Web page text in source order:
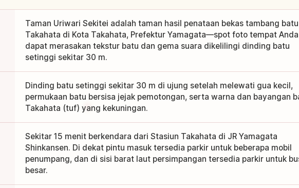
Taman Uriwari Sekitei adalah taman hasil penataan bekas tambang batu
Takahata di Kota Takahata, Prefektur Yamagata—spot foto tempat Anda
dapat merasakan tekstur batu dan gema suara dikelilingi dinding batu
setinggi sekitar 30 m.
Dinding batu setinggi sekitar 30 m di ujung setelah melewati gua kecil,
permukaan batu bersisa jejak pemotongan, serta warna dan bayangan
Takahata (tuf) yang kekuningan.
Sekitar 15 menit berkendara dari Stasiun Takahata di JR Yamagata
Shinkansen. Di dekat pintu masuk tersedia parkir untuk beberapa mobil
penumpang, dan di sisi barat laut persimpangan tersedia parkir untuk
besar.